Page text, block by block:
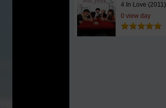
4 In Love (2011)
0 view day